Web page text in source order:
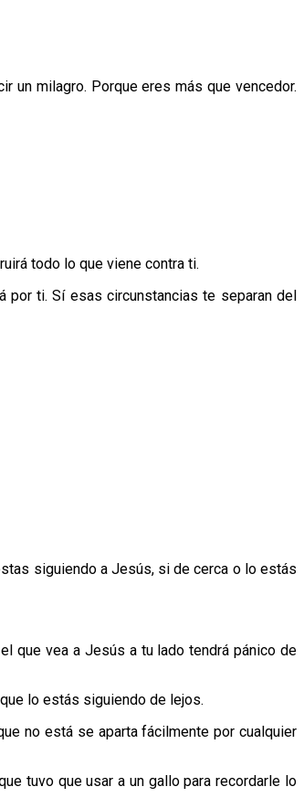
un milagro. Porque eres más que vencedor.
todo lo que viene contra ti.
por ti. Sí esas circunstancias te separan del
siguiendo a Jesús, si de cerca o lo estás
que vea a Jesús a tu lado tendrá pánico de
lo estás siguiendo de lejos.
no está se aparta fácilmente por cualquier
tuvo que usar a un gallo para recordarle lo